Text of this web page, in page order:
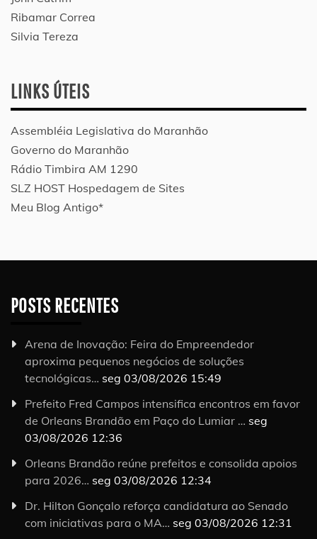
Ribamar Correa
Silvia Tereza
LINKS ÚTEIS
Assembléia Legislativa do Maranhão
Governo do Maranhão
Rádio Timbira AM 1290
SLZ HOST Hospedagem de Sites
Meu Blog Antigo*
POSTS RECENTES
Arena de Inovação: Feira do Empreendedor
aproxima pequenos negócios de soluções
tecnológicas… seg 03/08/2026 15:49
Prefeito Fred Campos intensifica encontros em favor
de Orleans Brandão em Paço do Lumiar … seg
03/08/2026 12:36
Orleans Brandão reúne prefeitos e consolida apoios
para 2026… seg 03/08/2026 12:34
Dr. Hilton Gonçalo reforça candidatura ao Senado
com iniciativas para o MA… seg 03/08/2026 12:31